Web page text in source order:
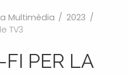
Multimèdia / 2023 /
TV3
FI PER LA